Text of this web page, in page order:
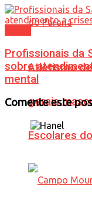
Atletismo
gerais
Escolares
Profissionais da
sobre
mental
Comente este